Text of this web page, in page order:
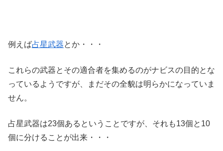
例えば占星武器とか・・・
これらの武器とその適合者を集めるのがナビスの目的とな
っているようですが、まだその全貌は明らかになっていま
せん。
占星武器は23個あるということですが、それも13個と10
個に分けることが出来・・・